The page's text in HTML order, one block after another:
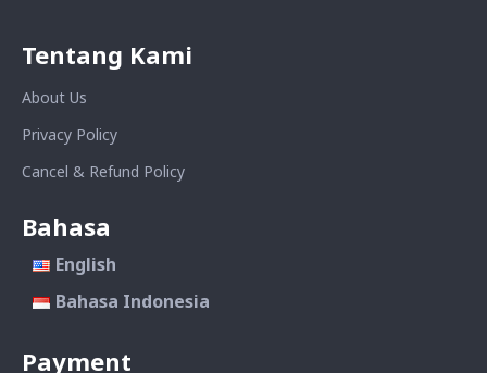
Tentang Kami
About Us
Privacy Policy
Cancel & Refund Policy
Bahasa
English
Bahasa Indonesia
Payment